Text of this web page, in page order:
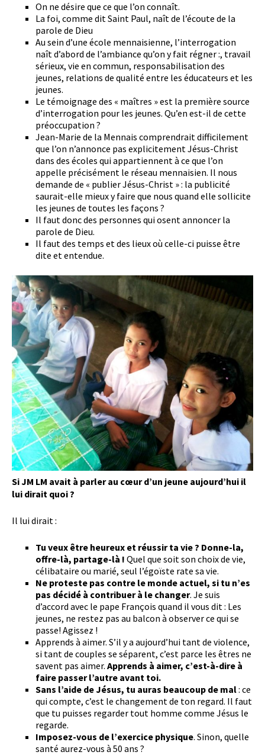
On ne désire que ce que l’on connaît.
La foi, comme dit Saint Paul, naît de l’écoute de la
parole de Dieu
Au sein d’une école mennaisienne, l’interrogation
naît d’abord de l’ambiance qu’on y fait régner :, travail
sérieux, vie en commun, responsabilisation des
jeunes, relations de qualité entre les éducateurs et les
jeunes.
Le témoignage des « maîtres » est la première source
d’interrogation pour les jeunes. Qu’en est-il de cette
préoccupation ?
Jean-Marie de la Mennais comprendrait difficilement
que l’on n’annonce pas explicitement Jésus-Christ
dans des écoles qui appartiennent à ce que l’on
appelle précisément le réseau mennaisien. Il nous
demande de « publier Jésus-Christ » : la publicité
saurait-elle mieux y faire que nous quand elle sollicite
les jeunes de toutes les façons ?
Il faut donc des personnes qui osent annoncer la
parole de Dieu.
Il faut des temps et des lieux où celle-ci puisse être
dite et entendue.
Si JM LM avait à parler au cœur d’un jeune aujourd’hui il
lui dirait quoi ?
Il lui dirait :
Tu veux être heureux et réussir ta vie ? Donne-la,
offre-là, partage-là ! Quel que soit son choix de vie,
célibataire ou marié, seul l’égoïste rate sa vie.
Ne proteste pas contre le monde actuel, si tu n’es
pas décidé à contribuer à le changer. Je suis
d’accord avec le pape François quand il vous dit : Les
jeunes, ne restez pas au balcon à observer ce qui se
passe! Agissez !
Apprends à aimer. S’il y a aujourd’hui tant de violence,
si tant de couples se séparent, c’est parce les êtres ne
savent pas aimer. Apprends à aimer, c’est-à-dire à
faire passer l’autre avant toi.
Sans l’aide de Jésus, tu auras beaucoup de mal: ce
qui compte, c’est le changement de ton regard. Il faut
que tu puisses regarder tout homme comme Jésus le
regarde.
Imposez-vous de l’exercice physique. Sinon, quelle
santé aurez-vous à 50 ans ?